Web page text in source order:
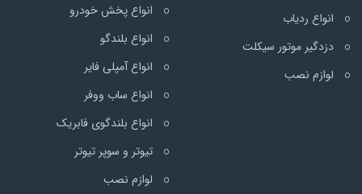
انواع ردیاب
دزدگیر موتور سیکلت
لوازم نصب
انواع پخش خودرو
انواع بلندگو
انواع آمپلی فایر
انواع ساب ووفر
انواع بلندگوی فابریک
تیوتر و سوپر تیوتر
لوازم نصب